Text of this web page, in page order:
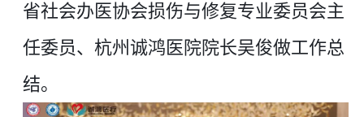
省社会办医协会损伤与修复专业委员会主
任委员、杭州诚鸿医院院长吴俊做工作总
结。